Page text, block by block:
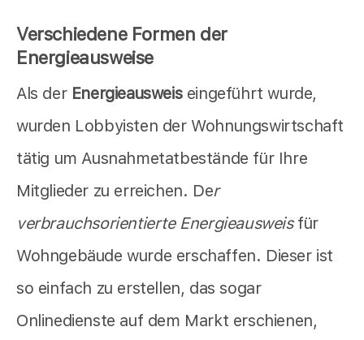
Verschiedene Formen der
Energieausweise
Als der Energieausweiseingeführt wurde,
wurden Lobbyisten der Wohnungswirtschaft
tätig um Ausnahmetatbestände für Ihre
Mitglieder zu erreichen. Der
verbrauchsorientierte Energieausweisfür
Wohngebäude wurde erschaffen. Dieser ist
so einfach zu erstellen, das sogar
Onlinedienste auf dem Markt erschienen,